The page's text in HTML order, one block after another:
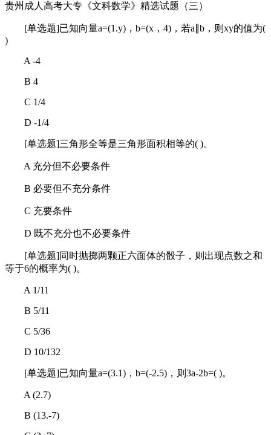
贵州成人高考大专《文科数学》精选试题（三）
[单选题]已知向量a=(1.y)，b=(x，4)，若a∥b，则xy的值为(
)
A -4
B 4
C 1/4
D -1/4
[单选题]三角形全等是三角形面积相等的( )。
A 充分但不必要条件
B 必要但不充分条件
C 充要条件
D 既不充分也不必要条件
[单选题]同时抛掷两颗正六面体的骰子，则出现点数之和
等于6的概率为( )。
A 1/11
B 5/11
C 5/36
D 10/132
[单选题]已知向量a=(3.1)，b=(-2.5)，则3a-2b=( )。
A (2.7)
B (13.-7)